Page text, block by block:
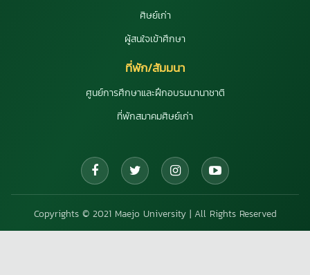
ศิษย์เก่า
ผู้สนใจเข้าศึกษา
ที่พัก/สัมมนา
ศูนย์การศึกษาและฝึกอบรมนานาชาติ
ที่พักสมาคมศิษย์เก่า
Copyrights © 2021 Maejo University | All Rights Reserved